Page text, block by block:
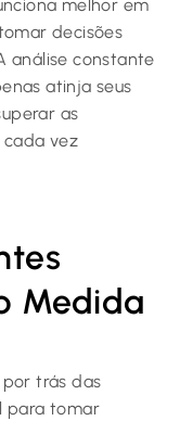
melhor em
decisões
análise constante
atinja seus
as
vez
Medida
trás das
para tomar